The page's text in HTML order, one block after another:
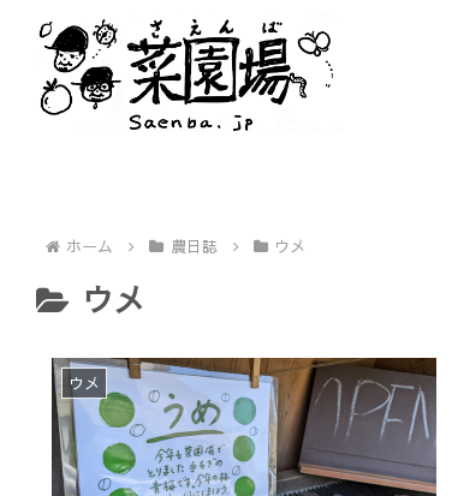
ホーム 農日誌 ウメ
ウメ
ウメ